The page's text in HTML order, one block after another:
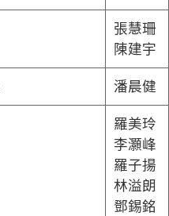
張慧珊
陳建宇
潘晨健
羅美玲
李灝峰
羅子揚
林溢朗
鄧錫銘